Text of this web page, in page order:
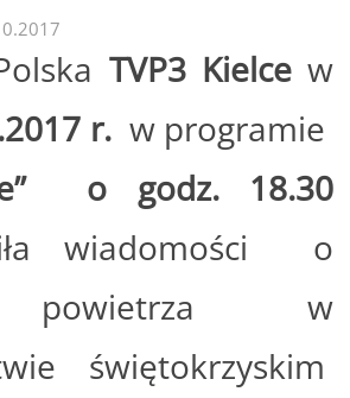
TVP3 Kielcew
r.w programie
o godz. 18.30
wiadomości o
powietrza w
świętokrzyskim